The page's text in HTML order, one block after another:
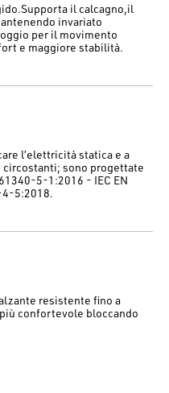
il calcagno,il
invariato
per il movimento
e maggiore stabilità.
l’elettricità statica e a
sono progettate
5-1:2016 - IEC EN
5:2018.
resistente fino a
confortevole bloccando